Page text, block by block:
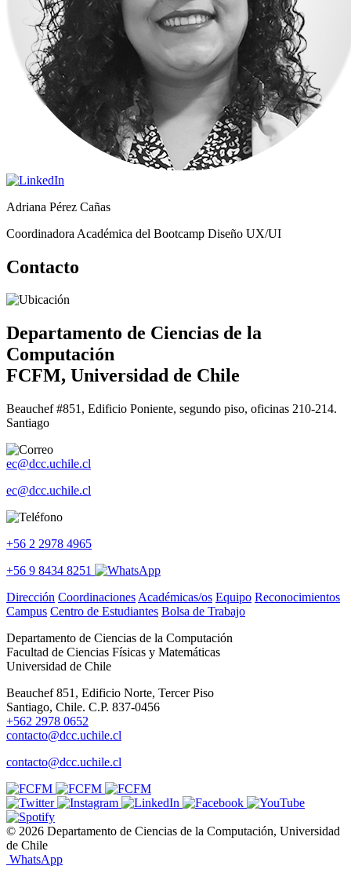
Adriana Pérez Cañas
Coordinadora Académica del Bootcamp Diseño UX/UI
Contacto
Departamento de Ciencias de la
Computación
FCFM, Universidad de Chile
Beauchef #851, Edificio Poniente, segundo piso, oficinas 210-214.
Santiago
ec@dcc.uchile.cl
ec@dcc.uchile.cl
+56 2 2978 4965
+56 9 8434 8251
Dirección Coordinaciones Académicas/os Equipo Reconocimientos
Campus Centro de Estudiantes Bolsa de Trabajo
Departamento de Ciencias de la Computación
Facultad de Ciencias Físicas y Matemáticas
Universidad de Chile
Beauchef 851, Edificio Norte, Tercer Piso
Santiago, Chile. C.P. 837-0456
+562 2978 0652
contacto@dcc.uchile.cl
contacto@dcc.uchile.cl
© 2026 Departamento de Ciencias de la Computación, Universidad
de Chile
WhatsApp